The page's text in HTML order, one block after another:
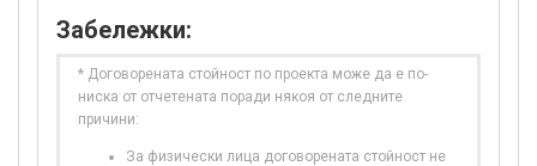
Забележки:
* Договорената стойност по проекта може да е по-
ниска от отчетената поради някоя от следните
причини:
За физически лица договорената стойност не